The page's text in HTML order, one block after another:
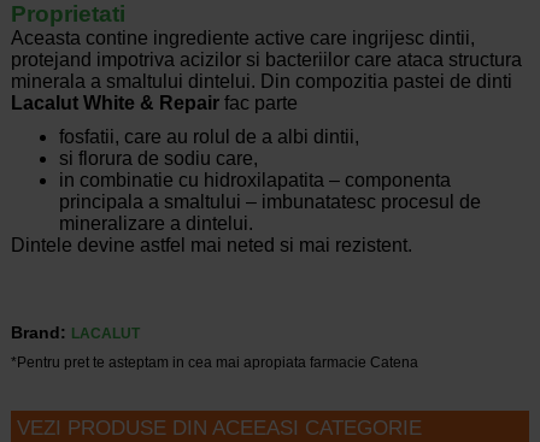
Proprietati
Aceasta contine ingrediente active care ingrijesc dintii,
protejand impotriva acizilor si bacteriilor care ataca structura
minerala a smaltului dintelui. Din compozitia pastei de dinti
Lacalut White & Repair fac parte
fosfatii, care au rolul de a albi dintii,
si florura de sodiu care,
in combinatie cu hidroxilapatita – componenta
principala a smaltului – imbunatatesc procesul de
mineralizare a dintelui.
Dintele devine astfel mai neted si mai rezistent.
Brand:
LACALUT
*Pentru pret te asteptam in cea mai apropiata farmacie Catena
VEZI PRODUSE DIN ACEEASI CATEGORIE